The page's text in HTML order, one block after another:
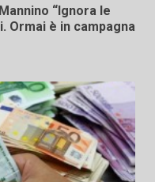
“Ignora le
Ormai è in campagna